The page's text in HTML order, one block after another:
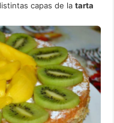
capas de latarta